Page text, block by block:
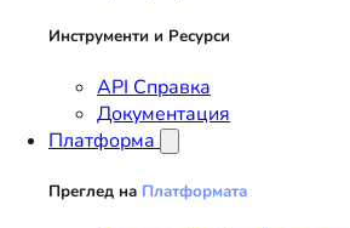
Инструменти и Ресурси
API Справка
Документация
Платформа
Преглед на Платформата